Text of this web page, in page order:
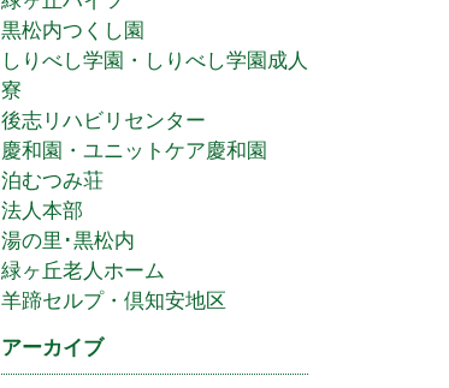
黒松内つくし園
しりべし学園・しりべし学園成人
寮
後志リハビリセンター
慶和園・ユニットケア慶和園
泊むつみ荘
法人本部
湯の里･黒松内
緑ヶ丘老人ホーム
羊蹄セルプ・倶知安地区
アーカイブ